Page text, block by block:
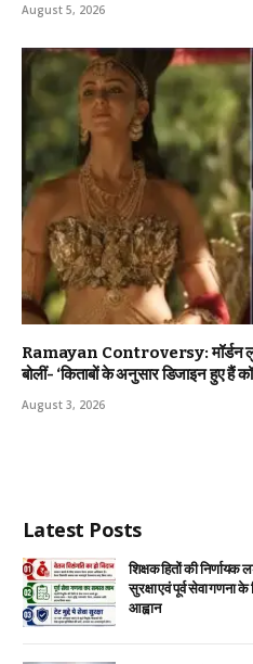
August 5, 2026
Ramayan Controversy: मॉर्डन
बोलीं- ‘किताबों के अनुसार डिजाइन हुए हैं
August 3, 2026
Latest Posts
शिक्षक हितों की निर्णायक
सुरक्षा एवं पूर्व सेवा गणना
आह्वान